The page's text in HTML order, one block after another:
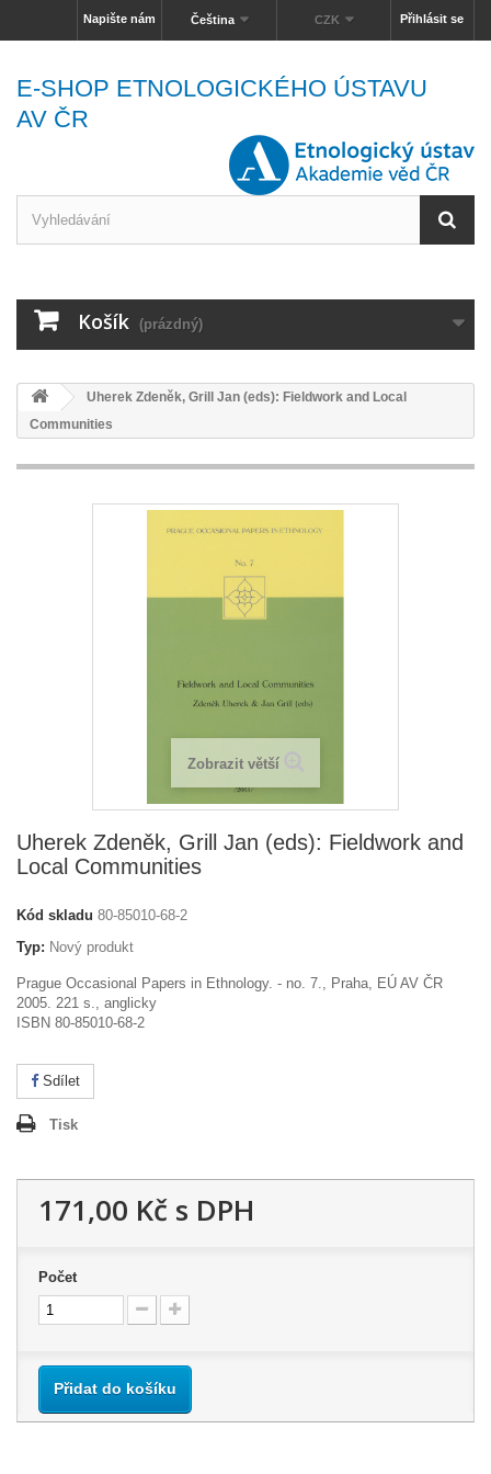
Přihlásit se
CZK
Čeština
Napište nám
E-SHOP ETNOLOGICKÉHO ÚSTAVU
AV ČR
Košík (prázdný)
Uherek Zdeněk, Grill Jan (eds): Fieldwork and Local
Communities
Zobrazit větší
Uherek Zdeněk, Grill Jan (eds): Fieldwork and
Local Communities
Kód skladu 80-85010-68-2
Typ: Nový produkt
Prague Occasional Papers in Ethnology. - no. 7., Praha, EÚ AV ČR
2005. 221 s., anglicky
ISBN 80-85010-68-2
Sdílet
Tisk
171,00 Kč s DPH
Počet
Přidat do košíku